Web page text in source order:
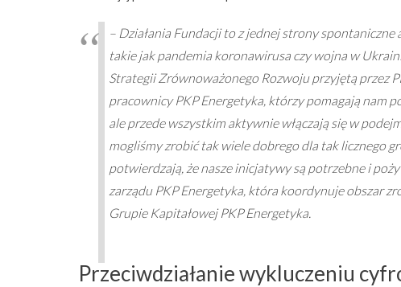
– Działania Fundacji to z jednej strony
takie jak pandemia koronawirusa czy wojna w
Strategii Zrównoważonego Rozwoju przyjętą przez
pracownicy PKP Energetyka, którzy pomagają nam
ale przede wszystkim aktywnie włączają się w
mogliśmy zrobić tak wiele dobrego dla tak licznego
potwierdzają, że nasze inicjatywy są potrzebne i
zarządu PKP Energetyka, która koordynuje obszar
Grupie Kapitałowej PKP Energetyka.
Przeciwdziałanie wykluczeniu